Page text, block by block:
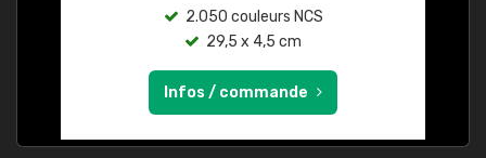
2.050 couleurs NCS
29,5 x 4,5 cm
Infos / commande